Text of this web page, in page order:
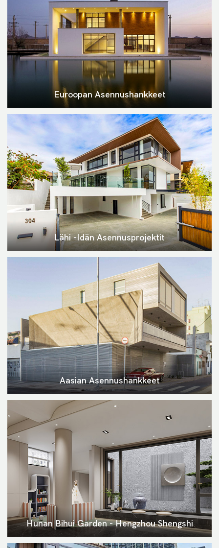
Euroopan Asennushankkeet
Lähi -idän Asennusprojektit
Aasian Asennushankkeet
Hunan Bihui Garden - Hengzhou Shengshi